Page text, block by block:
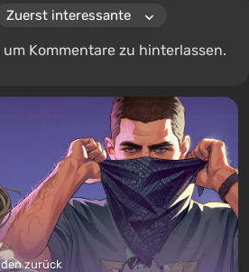
um Kommentare zu hinterlassen.
zurück